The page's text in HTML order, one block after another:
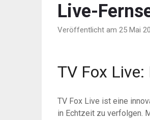
Live-
Veröffentlicht am 25 Mai
TV Fox Live:
TV Fox Live ist eine
in Echtzeit zu verfolgen.